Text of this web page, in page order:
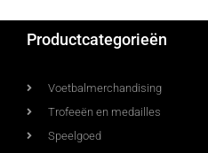
Productcategorieën
Voetbalmerchandising
Trofeeën en medailles
Speelgoed